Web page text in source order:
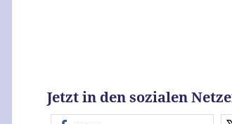
Jetzt in den sozialen